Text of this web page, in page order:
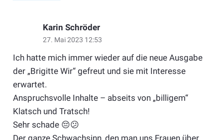
Karin Schröder
27. Mai 2023 12:53
Ich hatte mich immer wieder auf die neue Ausgabe
der „Brigitte Wir“ gefreut und sie mit Interesse
erwartet.
Anspruchsvolle Inhalte – abseits von „billigem“
Klatsch und Tratsch!
Sehr schade 😔😕